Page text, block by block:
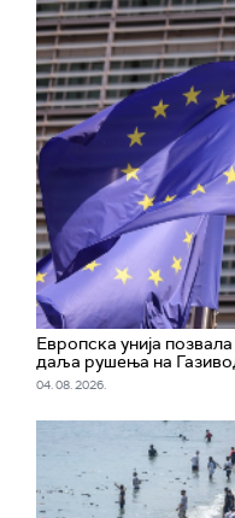
Европска унија
даља рушења на
04. 08. 2026.